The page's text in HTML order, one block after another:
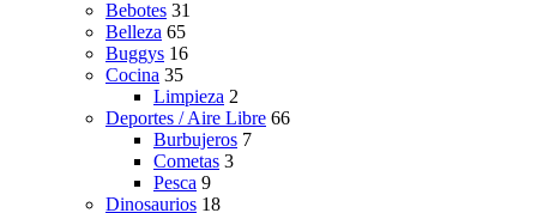
Bebotes 31
Belleza 65
Buggys 16
Cocina 35
Limpieza 2
Deportes / Aire Libre 66
Burbujeros 7
Cometas 3
Pesca 9
Dinosaurios 18